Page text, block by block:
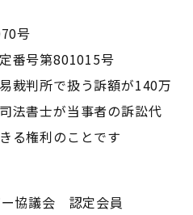
号
番号第801015号
裁判所で扱う訴額が140万
法書士が当事者の訴訟代
る権利のことです
ー協議会 認定会員